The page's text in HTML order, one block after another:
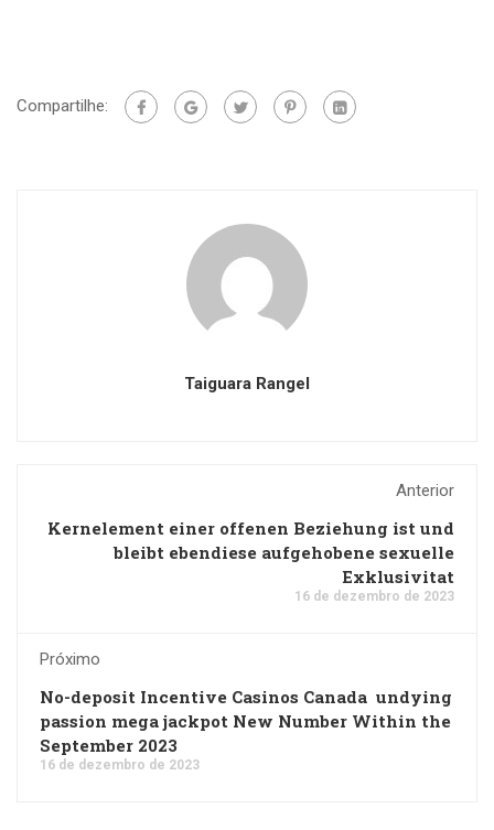
Compartilhe:
Taiguara Rangel
Anterior
Kernelement einer offenen Beziehung ist und
bleibt ebendiese aufgehobene sexuelle
Exklusivitat
16 de dezembro de 2023
Próximo
No-deposit Incentive Casinos Canada ️ undying
passion mega jackpot New Number Within the
September 2023
16 de dezembro de 2023